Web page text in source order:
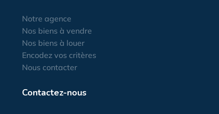
Notre agence
Nos biens à vendre
Nos biens à louer
Encodez vos critères
Nous contacter
Contactez-nous